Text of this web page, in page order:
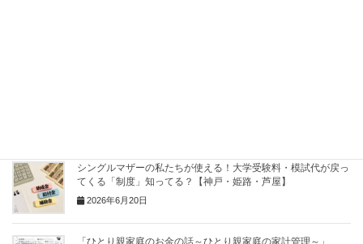
シングルマザーの私たちが使える！大学受験料・模試代が戻っ
てくる「制度」知ってる？【神戸・姫路・芦屋】
2026年6月20日
「ひとり親家庭のお金の話～ひとり親家庭の家計管理～」